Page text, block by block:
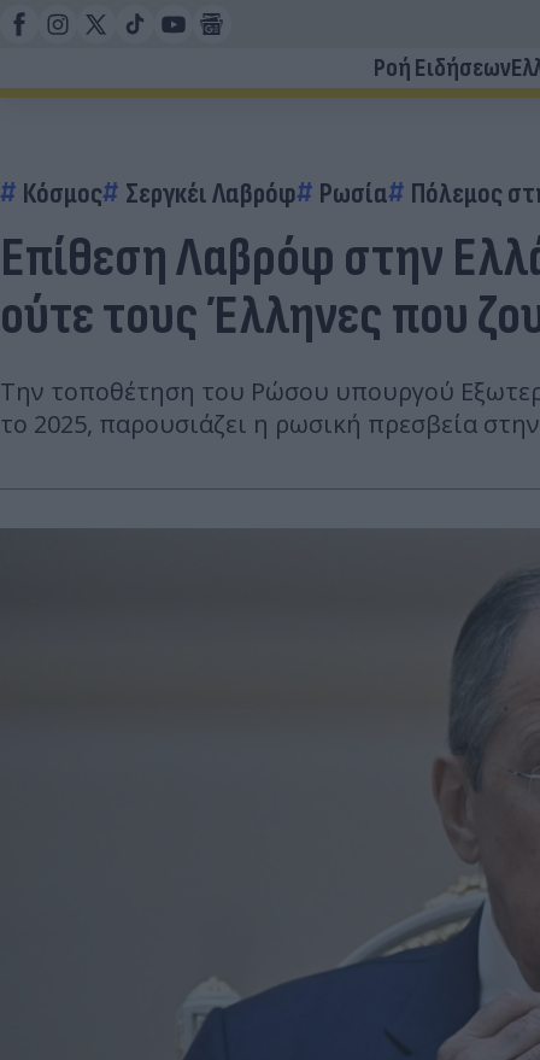
Ροή Ειδήσεων
Κόσμος Σεργκέι Λαβρόφ Ρωσία Πόλεμος
Επίθεση Λαβρόφ στην
ούτε τους Έλληνες που
Την τοποθέτηση του Ρώσου υπουργού
το 2025, παρουσιάζει η ρωσική πρεσβεία